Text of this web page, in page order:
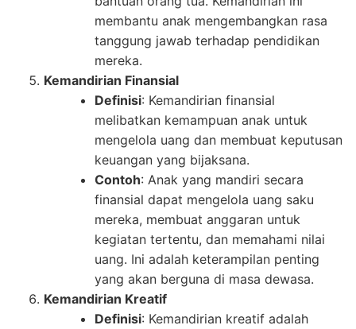
membantu anak mengembangkan rasa
tanggung jawab terhadap pendidikan
mereka.
Kemandirian Finansial
Definisi: Kemandirian finansial
melibatkan kemampuan anak untuk
mengelola uang dan membuat keputusan
keuangan yang bijaksana.
Contoh: Anak yang mandiri secara
finansial dapat mengelola uang saku
mereka, membuat anggaran untuk
kegiatan tertentu, dan memahami nilai
uang. Ini adalah keterampilan penting
yang akan berguna di masa dewasa.
Kemandirian Kreatif
Definisi: Kemandirian kreatif adalah